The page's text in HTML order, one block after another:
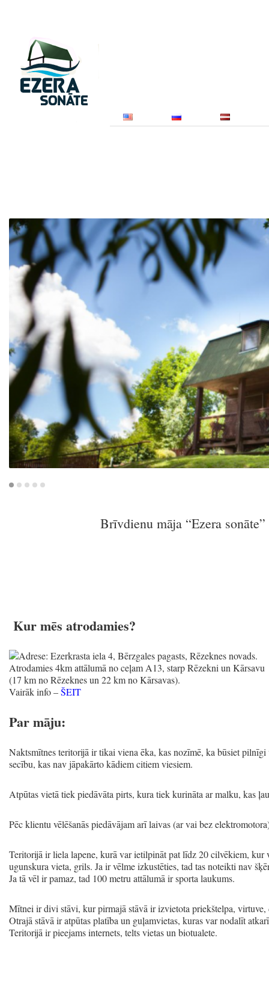
Brīvdienu māja “Ezera
Kur mēs atrodamies?
Ezerkrasta iela 4, Bērzgales pagasts, Rēzeknes novads.
Atrodamies 4km attālumā no ceļam A13, starp Rēzekni un Kārsavu
(17 km no Rēzeknes un 22 km no Kārsavas).
Vairāk info –ŠEIT
Par māju:
Naktsmītnes teritorijā ir tikai viena ēka, kas nozīmē, ka būsiet
secību, kas nav jāpakārto kādiem citiem viesiem.
Atpūtas vietā tiek piedāvāta pirts, kura tiek kurināta ar malku, kas
Pēc klientu vēlēšanās piedāvājam arī laivas (ar vai bez
Teritorijā ir liela lapene, kurā var ietilpināt pat līdz 20 cilvēkiem,
ugunskura vieta, grils. Ja ir vēlme izkustēties, tad tas noteikti nav
Ja tā vēl ir pamaz, tad 100 metru attālumā ir sporta laukums.
Mītnei ir divi stāvi, kur pirmajā stāvā ir izvietota priekštelpa, virtuve,
Otrajā stāvā ir atpūtas platība un guļamvietas, kuras var nodalīt
Teritorijā ir pieejams internets, telts vietas un biotualete.